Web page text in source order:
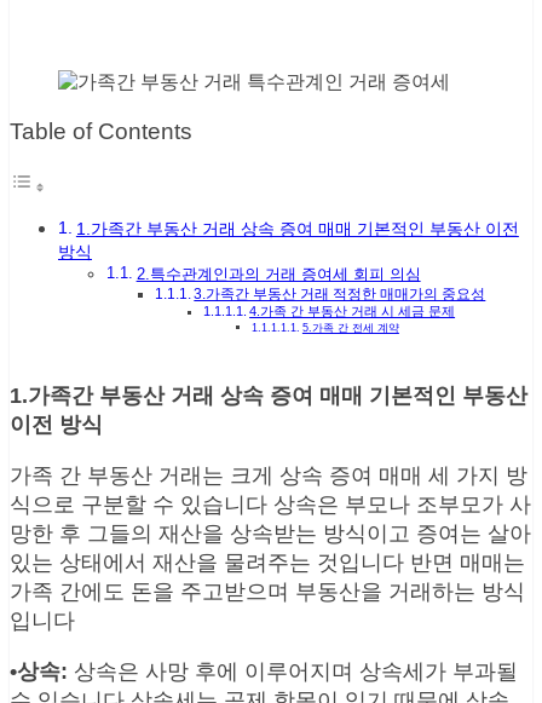
Table of Contents
1.가족간 부동산 거래 상속 증여 매매 기본적인 부동산 이전
방식
2.특수관계인과의 거래 증여세 회피 의심
3.가족간 부동산 거래 적정한 매매가의 중요성
4.가족 간 부동산 거래 시 세금 문제
5.가족 간 전세 계약
1.가족간 부동산 거래 상속 증여 매매 기본적인 부동산
이전 방식
가족 간 부동산 거래는 크게 상속 증여 매매 세 가지 방
식으로 구분할 수 있습니다 상속은 부모나 조부모가 사
망한 후 그들의 재산을 상속받는 방식이고 증여는 살아
있는 상태에서 재산을 물려주는 것입니다 반면 매매는
가족 간에도 돈을 주고받으며 부동산을 거래하는 방식
입니다
•상속: 상속은 사망 후에 이루어지며 상속세가 부과될